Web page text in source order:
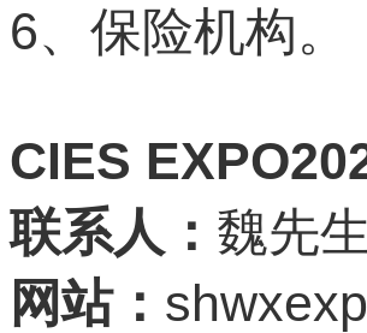
6、保险机构。
CIES
联系人： 魏先生
网站：